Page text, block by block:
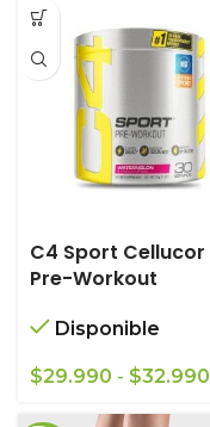
C4 Sport Cellucor
Pre-Workout
Disponible
$29.990 - $32.990